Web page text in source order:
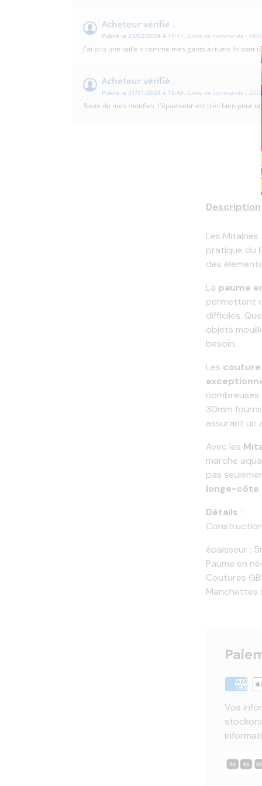
Acheteur vérifié .
Publié le 23/02/2024 à 17:11. (Date de commande : 08/
J'ai pris une taille s comme mes gants actuels ils sont
Acheteur vérifié .
Publié le 31/01/2024 à 10:43. (Date de commande : 20/
Ravie de mes moufles, l'épaisseur est très bien pour
Description
Les Mitaines
pratique du
des
La paume
permettant
difficiles.
objets
besoin.
Les
30mm
assurant un
Avec les
marche
pas
longe-côte
Détails :
épaisseur :
Paume en
Coutures
Manchettes
Vos